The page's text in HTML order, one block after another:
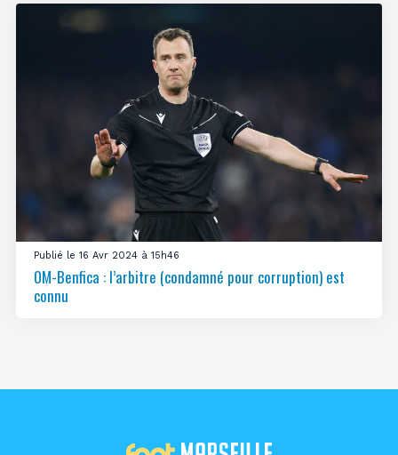
Publié le 16 Avr 2024 à 15h46
OM-Benfica : l’arbitre (condamné pour corruption) est
connu